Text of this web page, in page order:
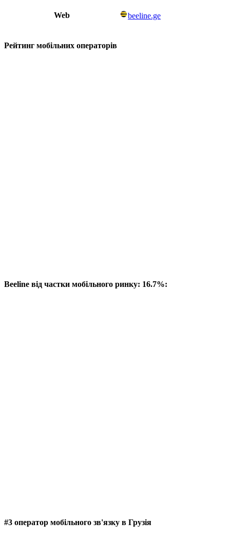
Web beeline.ge
Рейтинг мобільних операторів
Beeline від частки мобільного ринку: 16.7%:
#3 оператор мобільного зв'язку в Грузія